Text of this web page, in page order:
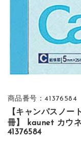
商品番号：41376584
【キャンパスノ
冊】 kaunet カウ
41376584